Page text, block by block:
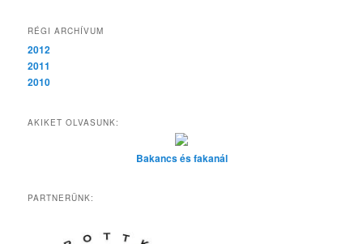
RÉGI ARCHÍVUM
2012
2011
2010
AKIKET OLVASUNK:
Bakancs és fakanál
PARTNERÜNK: